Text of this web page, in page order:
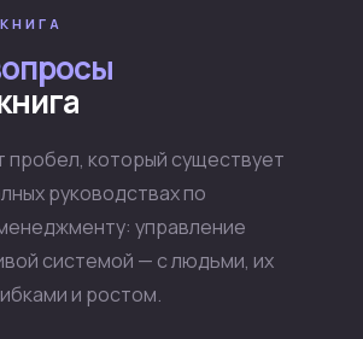
пробел, который существует
руководствах по
управление
системой — с людьми, их
и ростом.